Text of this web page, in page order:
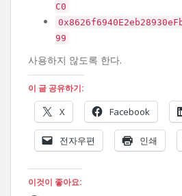
C0
99
사용하지 않도록 한다.
이 글 공유하기:
X Facebook
전자우편 인쇄
이것이 좋아요: